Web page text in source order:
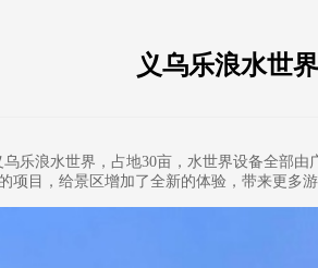
义乌乐浪水世界
乐浪水世界，占地30亩，水世界设备全部由
项目，给景区增加了全新的体验，带来更多游